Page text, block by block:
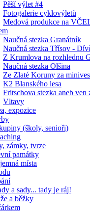
Pěší výlet #4
Fotogalerie cyklovýletů
Medová produkce na
Naučná stezka Granátník
Naučná stezka Třísov -
Z Krumlova na rozhlednu
Naučná stezka Olšina
Ze Zlaté Koruny za
K2 Blanského lesa
Fritschova stezka aneb ven
Vltavy
expozice
(školy, senioři)
zámky, tvrze
památky
místa
a sady... tady je ráj!
a běžky